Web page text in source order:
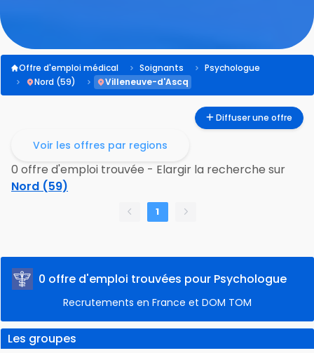
Offre d'emploi médical Soignants
Psychologue
Nord (59)
Villeneuve-d'Ascq
0 offre d'emploi trouvées pour Psychologue
Recrutements en France et DOM TOM
Les groupes
Diffuser une offre
Voir les offres par regions
0 offre d'emploi trouvée - Elargir la recherche sur
Nord (59)
1